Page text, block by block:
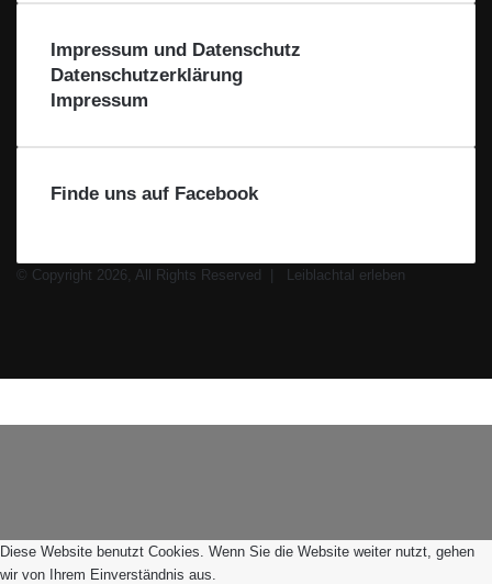
Impressum und Datenschutz
Datenschutzerklärung
Impressum
Finde uns auf Facebook
© Copyright 2026, All Rights Reserved |
Leiblachtal erleben
Diese Website benutzt Cookies. Wenn Sie die Website weiter nutzt, gehen
wir von Ihrem Einverständnis aus.